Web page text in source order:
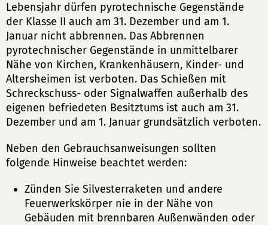
Lebensjahr dürfen pyrotechnische Gegenstände
der Klasse II auch am 31. Dezember und am 1.
Januar nicht abbrennen. Das Abbrennen
pyrotechnischer Gegenstände in unmittelbarer
Nähe von Kirchen, Krankenhäusern, Kinder- und
Altersheimen ist verboten. Das Schießen mit
Schreckschuss- oder Signalwaffen außerhalb des
eigenen befriedeten Besitztums ist auch am 31.
Dezember und am 1. Januar grundsätzlich verboten.
Neben den Gebrauchsanweisungen sollten
folgende Hinweise beachtet werden:
Zünden Sie Silvesterraketen und andere
Feuerwerkskörper nie in der Nähe von
Gebäuden mit brennbaren Außenwänden oder